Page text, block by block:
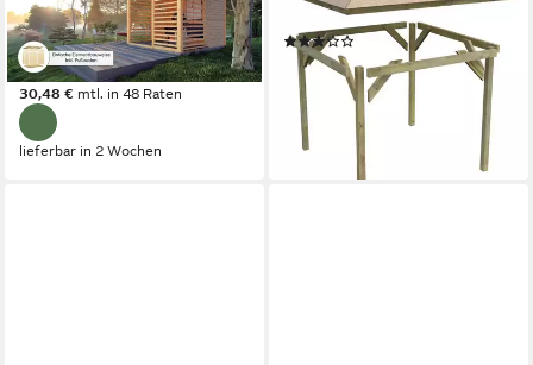
nordischer Fichte, kompletter
Bausatz inkl. Dach und Boden
ab 1.049,99 €
30,48 € mtl. in 48 Raten
lieferbar in 2 Wochen
357x357 cm
ab 1.004,97 € UVP1.029,99 €
29,18 €
mtl. in 48 Raten
-2%
lieferbar in 3 Wochen